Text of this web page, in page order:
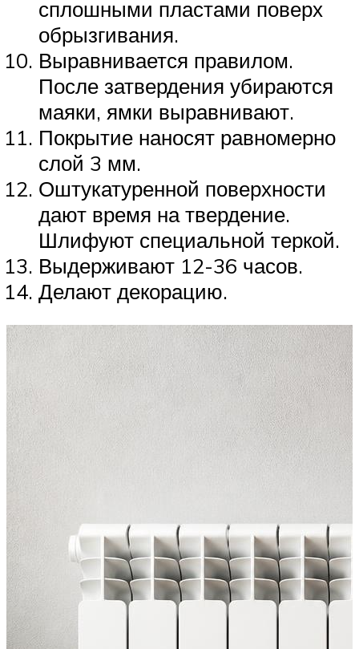
сплошными пластами поверх
обрызгивания.
Выравнивается правилом.
После затвердения убираются
маяки, ямки выравнивают.
Покрытие наносят равномерно
слой 3 мм.
Оштукатуренной поверхности
дают время на твердение.
Шлифуют специальной теркой.
Выдерживают 12-36 часов.
Делают декорацию.